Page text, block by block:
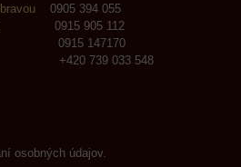
0905 394 055
0915 905 112
147170
739 033 548
osobných údajov.